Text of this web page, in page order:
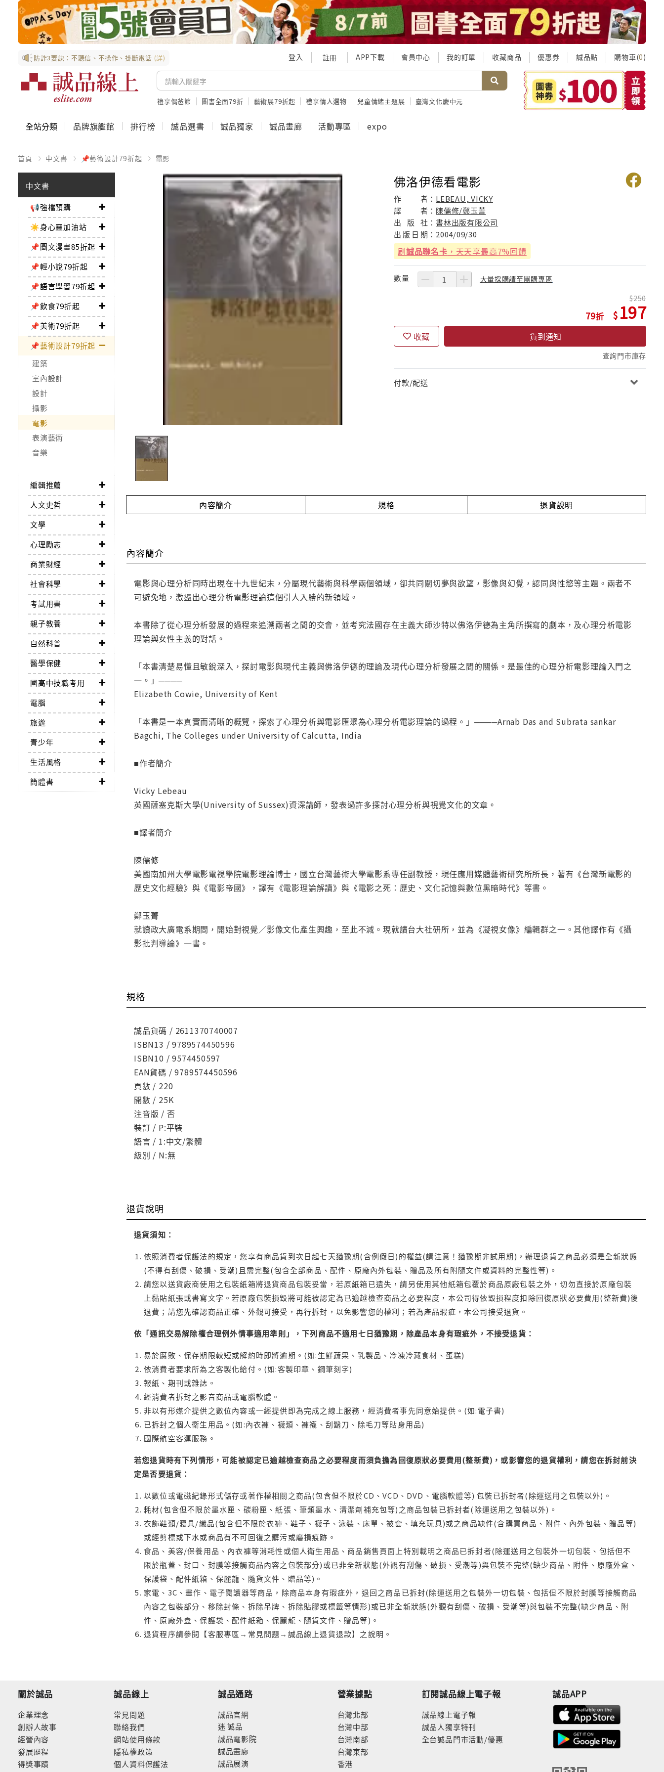
防詐3要訣：不聽信、不操作、掛斷電話 (詳) 登入 註冊 APP下載 會員中心 我的訂單 收藏商品 優惠券 誠品點 購物車(0)
禮享偶爸節 圖書全面79折 藝術展79折起 禮享情人選物 兒童情緒主題展 臺灣文化慶中元
全站分類 品牌旗艦館 排行榜 誠品選書 誠品獨家 誠品畫廊 活動專區 expo
首頁 中文書 📌藝術設計79折起 電影
中文書
📢強檔預購
☀️身心靈加油站
📌圖文漫畫85折起
📌輕小說79折起
📌語言學習79折起
📌飲食79折起
📌美術79折起
📌藝術設計79折起
建築
室內設計
設計
攝影
電影
表演藝術
音樂
編輯推薦
人文史哲
文學
心理勵志
商業財經
社會科學
考試用書
親子教養
自然科普
醫學保健
國高中技職考用
電腦
旅遊
青少年
生活風格
簡體書
佛洛伊德看電影
作 者： LEBEAU, VICKY
譯
者： 陳儒修/鄭玉菁
出
版 社：書林出版有限公司
出 版 日 期： 2004/09/30
刷誠品聯名卡 ，天天享最高7%回饋
數量 大量採購請至團購專區
79
250
197
收藏 貨到通知
查詢門市庫存
付款/配送
內容簡介 規格 退貨說明
內容簡介
電影與心理分析同時出現在十九世紀末，分屬現代藝術與科學兩個領域，卻共同關切夢與欲望，影像與幻覺，認同與性慾等主題。兩者不
可避免地，激盪出心理分析電影理論這個引人入勝的新領域。
本書除了從心理分析發展的過程來追溯兩者之間的交會，並考究法國存在主義大師沙特以佛洛伊德為主角所撰寫的劇本，及心理分析電影
理論與女性主義的對話。
「本書清楚易懂且敏銳深入，探討電影與現代主義與佛洛伊德的理論及現代心理分析發展之間的關係。是最佳的心理分析電影理論入門之
一。」────
Elizabeth Cowie, University of Kent
「本書是一本真實而清晰的概覽，探索了心理分析與電影匯聚為心理分析電影理論的過程。」────Arnab Das and Subrata sankar
Bagchi, The Colleges under University of Calcutta, India
■作者簡介
Vicky Lebeau
英國薩塞克斯大學(University of Sussex)資深講師，發表過許多探討心理分析與視覺文化的文章。
■譯者簡介
陳儒修
美國南加州大學電影電視學院電影理論博士，國立台灣藝術大學電影系專任副教授，現任應用媒體藝術研究所所長，著有《台灣新電影的
歷史文化經驗》與《電影帝國》，譯有《電影理論解讀》與《電影之死：歷史、文化記憶與數位黑暗時代》等書。
鄭玉菁
就讀政大廣電系期間，開始對視覺／影像文化產生興趣，至此不減。現就讀台大社研所，並為《凝視女像》編輯群之一。其他譯作有《攝
影批判導論》一書。
規格
誠品貨碼 / 2611370740007
ISBN13 / 9789574450596
ISBN10 / 9574450597
EAN貨碼 / 9789574450596
頁數 / 220
開數 / 25K
注音版 / 否
裝訂 / P:平裝
語言 / 1:中文/繁體
級別 / N:無
退貨說明
退貨須知：
依照消費者保護法的規定，您享有商品貨到次日起七天猶豫期(含例假日)的權益(請注意！猶豫期非試用期)，辦理退貨之商品必須是全新狀態
(不得有刮傷、破損、受潮)且需完整(包含全部商品、配件、原廠內外包裝、贈品及所有附隨文件或資料的完整性等)。
請您以送貨廠商使用之包裝紙箱將退貨商品包裝妥當，若原紙箱已遺失，請另使用其他紙箱包覆於商品原廠包裝之外，切勿直接於原廠包裝
上黏貼紙張或書寫文字。若原廠包裝損毀將可能被認定為已逾越檢查商品之必要程度，本公司得依毀損程度扣除回復原狀必要費用(整新費)後
退費；請您先確認商品正確、外觀可接受，再行拆封，以免影響您的權利；若為產品瑕疵，本公司接受退貨。
依「通訊交易解除權合理例外情事適用準則」，下列商品不適用七日猶豫期，除產品本身有瑕疵外，不接受退貨：
易於腐敗、保存期限較短或解約時即將逾期。(如:生鮮蔬果、乳製品、冷凍冷藏食材、蛋糕)
依消費者要求所為之客製化給付。(如:客製印章、鋼筆刻字)
報紙、期刊或雜誌。
經消費者拆封之影音商品或電腦軟體。
非以有形媒介提供之數位內容或一經提供即為完成之線上服務，經消費者事先同意始提供。(如:電子書)
已拆封之個人衛生用品。(如:內衣褲、襪類、褲襪、刮鬍刀、除毛刀等貼身用品)
國際航空客運服務。
若您退貨時有下列情形，可能被認定已逾越檢查商品之必要程度而須負擔為回復原狀必要費用(整新費)，或影響您的退貨權利，請您在拆封前決
定是否要退貨：
以數位或電磁紀錄形式儲存或著作權相關之商品(包含但不限於CD、VCD、DVD、電腦軟體等) 包裝已拆封者(除運送用之包裝以外)。
耗材(包含但不限於墨水匣、碳粉匣、紙張、筆類墨水、清潔劑補充包等)之商品包裝已拆封者(除運送用之包裝以外)。
衣飾鞋類/寢具/織品(包含但不限於衣褲、鞋子、襪子、泳裝、床單、被套、填充玩具)或之商品缺件(含購買商品、附件、內外包裝、贈品等)
或經剪標或下水或商品有不可回復之髒污或磨損痕跡。
食品、美容/保養用品、內衣褲等消耗性或個人衛生用品、商品銷售頁面上特別載明之商品已拆封者(除運送用之包裝外一切包裝、包括但不
限於瓶蓋、封口、封膜等接觸商品內容之包裝部分)或已非全新狀態(外觀有刮傷、破損、受潮等)與包裝不完整(缺少商品、附件、原廠外盒、
保護袋、配件紙箱、保麗龍、隨貨文件、贈品等)。
家電、3C、畫作、電子閱讀器等商品，除商品本身有瑕疵外，退回之商品已拆封(除運送用之包裝外一切包裝、包括但不限於封膜等接觸商品
內容之包裝部分、移除封條、拆除吊牌、拆除貼膠或標籤等情形)或已非全新狀態(外觀有刮傷、破損、受潮等)與包裝不完整(缺少商品、附
件、原廠外盒、保護袋、配件紙箱、保麗龍、隨貨文件、贈品等)。
退貨程序請參閱【客服專區→常見問題→誠品線上退貨退款】之說明。
關於誠品
企業理念
創辦人故事
經營內容
發展歷程
得獎事蹟
誠品線上
常見問題
聯絡我們
網站使用條款
隱私權政策
個人資料保護法
誠品通路
誠品官網
迷 誠品
誠品電影院
誠品畫廊
誠品展演
營業據點
台灣北部
台灣中部
台灣南部
台灣東部
香港
訂閱誠品線上電子報
誠品線上電子報
誠品人獨享特刊
全台誠品門市活動/優惠
誠品APP